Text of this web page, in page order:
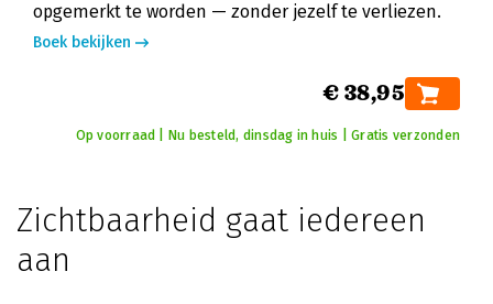
opgemerkt te worden — zonder jezelf te verliezen.
Boek bekijken
€ 38,95
Op voorraad | Nu besteld, dinsdag in huis | Gratis verzonden
Zichtbaarheid gaat iedereen
aan